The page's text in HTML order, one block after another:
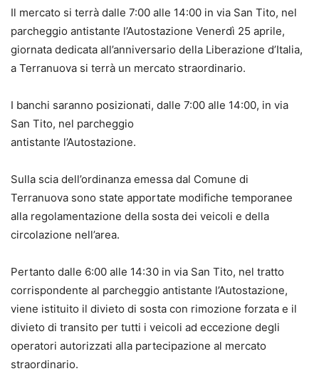
Il mercato si terrà dalle 7:00 alle 14:00 in via San Tito, nel
parcheggio antistante l’Autostazione Venerdì 25 aprile,
giornata dedicata all’anniversario della Liberazione d’Italia,
a Terranuova si terrà un mercato straordinario.
I banchi saranno posizionati, dalle 7:00 alle 14:00, in via
San Tito, nel parcheggio
antistante l’Autostazione.
Sulla scia dell’ordinanza emessa dal Comune di
Terranuova sono state apportate modifiche temporanee
alla regolamentazione della sosta dei veicoli e della
circolazione nell’area.
Pertanto dalle 6:00 alle 14:30 in via San Tito, nel tratto
corrispondente al parcheggio antistante l’Autostazione,
viene istituito il divieto di sosta con rimozione forzata e il
divieto di transito per tutti i veicoli ad eccezione degli
operatori autorizzati alla partecipazione al mercato
straordinario.